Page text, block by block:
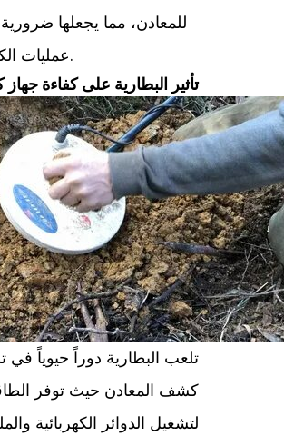
للمعادن، مما يجعلها
عمليات الكشف عن المعادن.
تأثير البطارية على كفاءة
تلعب البطارية دوراً حيوياً في
كشف المعادن حيث توفر
لتشغيل الدوائر الكهربائية